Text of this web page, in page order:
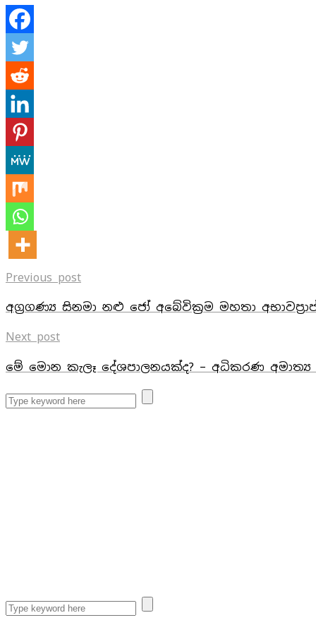
Previous post
අග‍්‍රගණ්‍ය සිනමා නළු ජෝ අබේවික‍්‍රම මහතා
Next post
මේ මොන කැලෑ දේශපාලනයක්ද? – අධිකරණ